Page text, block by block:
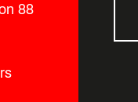
88